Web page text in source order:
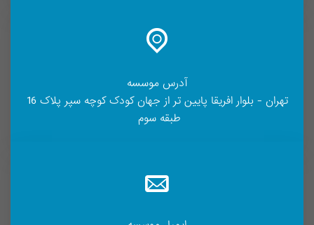
آدرس موسسه
تهران - بلوار افریقا پایین تر از جهان کودک کوچه سپر پلاک 16
طبقه سوم